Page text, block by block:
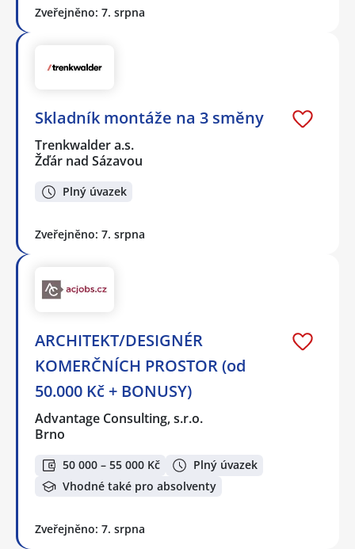
Zveřejněno: 7. srpna
Skladník montáže na 3 směny
Trenkwalder a.s.
Žďár nad Sázavou
Plný úvazek
Zveřejněno: 7. srpna
ARCHITEKT/DESIGNÉR
KOMERČNÍCH PROSTOR (od
50.000 Kč + BONUSY)
Advantage Consulting, s.r.o.
Brno
50 000 – 55 000 Kč
Plný úvazek
Vhodné také pro absolventy
Zveřejněno: 7. srpna